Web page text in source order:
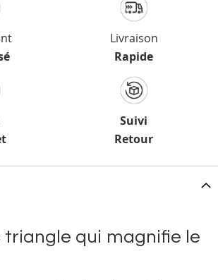
Livraison
Rapide
Suivi
Retour
triangle qui magnifie le